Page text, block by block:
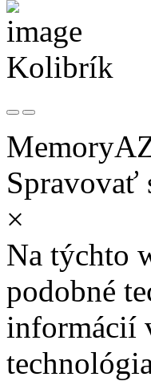
Kolibrík
Spravovať
×
Na týchto
podobné
informácií